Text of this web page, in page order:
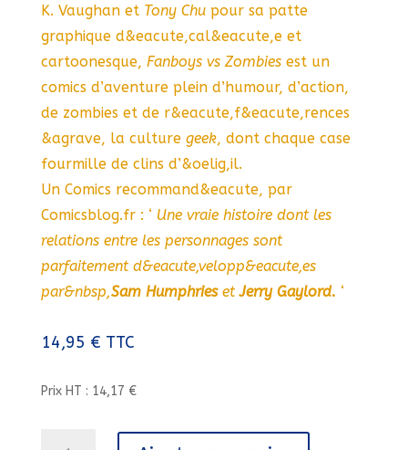
K. Vaughan et Tony Chupour sa patte
graphique d&eacute,cal&eacute,e et
cartoonesque, Fanboys vs Zombiesest un
comics d’aventure plein d’humour, d’action,
de zombies et de r&eacute,f&eacute,rences
&agrave, la culture geek, dont chaque case
fourmille de clins d’&oelig,il.
Un Comics recommand&eacute, par
Comicsblog.fr : ‘ Une vraie histoire dont les
relations entre les personnages sont
parfaitement d&eacute,velopp&eacute,es
par&nbsp,Sam HumphriesetJerry Gaylord. ‘
14,95 € TTC
Prix HT : 14,17 €